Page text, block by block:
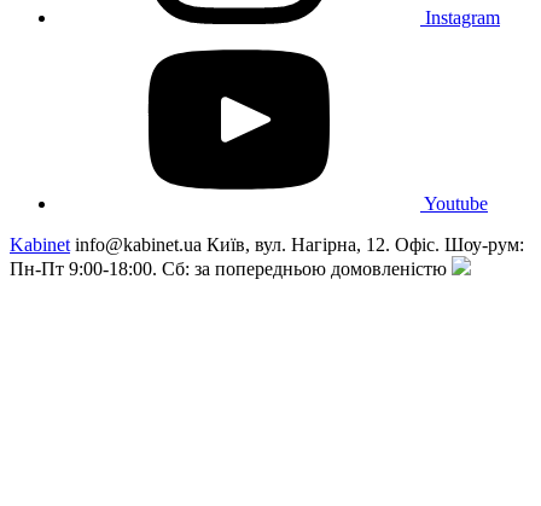
Instagram
Youtube
Kabinet info@kabinet.ua Київ, вул. Нагірна, 12. Офіс. Шоу-рум:
Пн-Пт 9:00-18:00. Сб: за попередньою домовленістю